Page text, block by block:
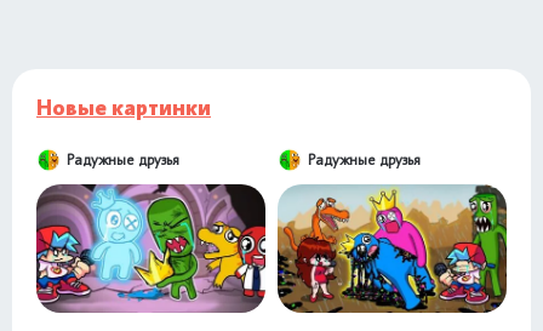
Новые картинки
Радужные друзья Радужные друзья